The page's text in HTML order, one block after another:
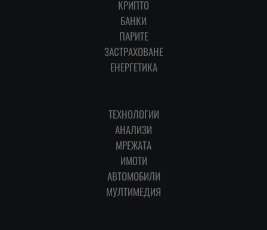
КРИПТО
БАНКИ
ПАРИТЕ
ЗАСТРАХОВАНЕ
ЕНЕРГЕТИКА
ТЕХНОЛОГИИ
АНАЛИЗИ
МРЕЖАТА
ИМОТИ
АВТОМОБИЛИ
МУЛТИМЕДИЯ